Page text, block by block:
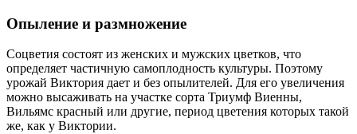
Опыление и размножение
Соцветия состоят из женских и мужских цветков, что
определяет частичную самоплодность культуры. Поэтому
урожай Виктория дает и без опылителей. Для его увеличения
можно высаживать на участке сорта Триумф Виенны,
Вильямс красный или другие, период цветения которых такой
же, как у Виктории.